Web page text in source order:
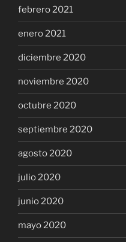
febrero 2021
enero 2021
diciembre 2020
noviembre 2020
octubre 2020
septiembre 2020
agosto 2020
julio 2020
junio 2020
mayo 2020